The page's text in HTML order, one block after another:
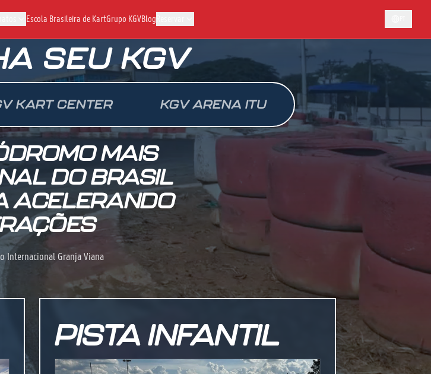
Escola Brasileira de KartGrupo KGVBlog
SEU KGV
KART CENTER KGV ARENA ITU
MAIS
DO BRASIL
ACELERANDO
Internacional Granja Viana
PISTA INFANTIL